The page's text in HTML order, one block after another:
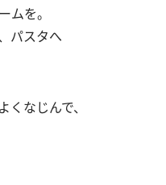
ムを。
パスタへ
なじんで、